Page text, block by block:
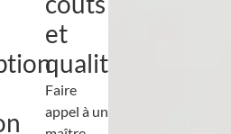
et
qualité
Faire
appel à un